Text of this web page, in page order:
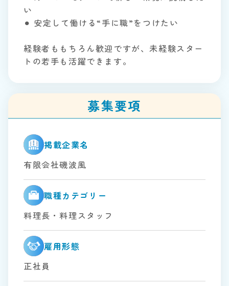
い
⚫︎ 安定して働ける“手に職”をつけたい
経験者ももちろん歓迎ですが、未経験スター
トの若手も活躍できます。
募集要項
掲載企業名
有限会社磯波風
職種カテゴリー
料理長・料理スタッフ
雇用形態
正社員